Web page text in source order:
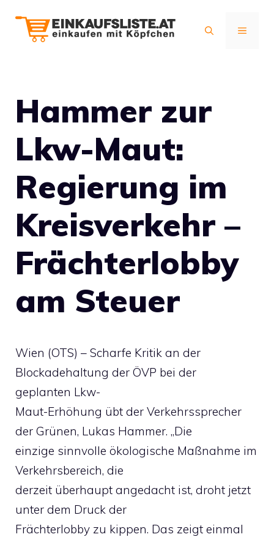
Inhalt
MENÜ
Hammer zur
Lkw-Maut:
Regierung im
Kreisverkehr –
Frächterlobby
am Steuer
Wien (OTS) – Scharfe Kritik an der
Blockadehaltung der ÖVP bei der
geplanten Lkw-
Maut-Erhöhung übt der Verkehrssprecher
der Grünen, Lukas Hammer. „Die
einzige sinnvolle ökologische Maßnahme im
Verkehrsbereich, die
derzeit überhaupt angedacht ist, droht jetzt
unter dem Druck der
Frächterlobby zu kippen. Das zeigt einmal